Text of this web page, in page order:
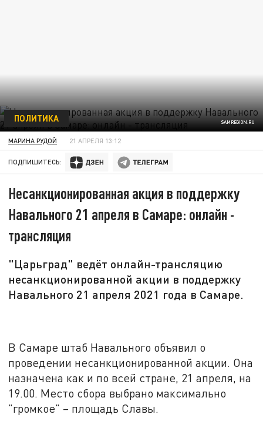
SAMREGION.RU
ПОЛИТИКА
МАРИНА РУДОЙ 21 АПРЕЛЯ 13:12
ПОДПИШИТЕСЬ:
Несанкционированная акция в поддержку
Навального 21 апреля в Самаре: онлайн -
трансляция
"Царьград" ведёт онлайн-трансляцию
несанкционированной акции в поддержку
Навального 21 апреля 2021 года в Самаре.
В Самаре штаб Навального объявил о
проведении несанкционированной акции. Она
назначена как и по всей стране, 21 апреля, на
19.00. Место сбора выбрано максимально
"громкое" – площадь Славы.